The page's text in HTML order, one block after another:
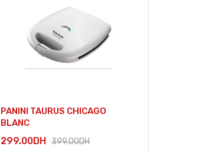
PANINI TAURUS CHICAGO
BLANC
399.00DH
299.00DH